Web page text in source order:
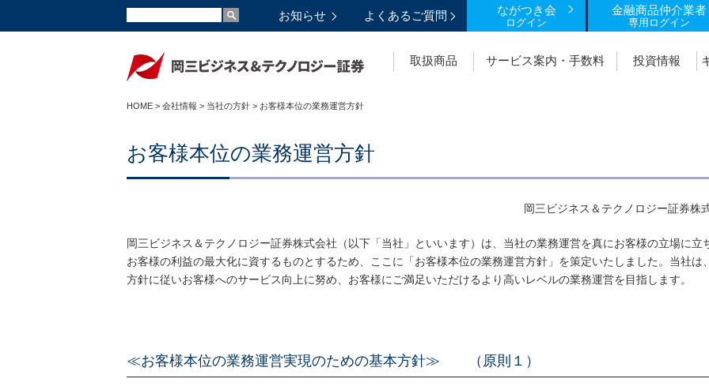
お知らせ よくあるご質問 ながつき会
ログイン
金融商品仲介業者
専用ログイン
取扱商品 サービス案内・手数料 投資情報
HOME > 会社情報 > 当社の方針 > お客様本位の業務運営方針
お客様本位の業務運営方針
岡三ビジネス＆テクノロジー証券株
岡三ビジネス＆テクノロジー証券株式会社（以下「当社」といいます）は、当社の業務運営を真にお客様の立場に立
お客様の利益の最大化に資するものとするため、ここに「お客様本位の業務運営方針」を策定いたしました。当社は
方針に従いお客様へのサービス向上に努め、お客様にご満足いただけるより高いレベルの業務運営を目指します。
≪お客様本位の業務運営実現のための基本方針≫ （原則１）